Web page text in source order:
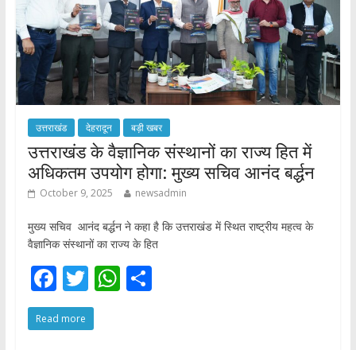
उत्तराखंड देहरादून बड़ी खबर
उत्तराखंड के वैज्ञानिक संस्थानों का राज्य हित में
अधिकतम उपयोग होगा: मुख्य सचिव आनंद बर्द्धन
October 9, 2025 newsadmin
मुख्य सचिव आनंद बर्द्धन ने कहा है कि उत्तराखंड में स्थित राष्ट्रीय महत्व के
वैज्ञानिक संस्थानों का राज्य के हित
F
ac
e
T
w
itt
W S
Read more